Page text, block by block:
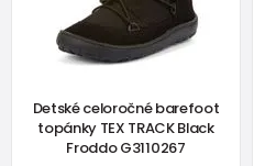
Detské celoročné barefoot
topánky TEX TRACK Black
Froddo G3110267